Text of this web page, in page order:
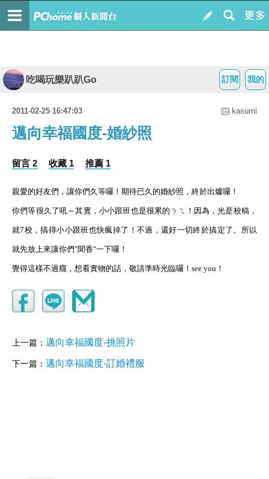
我的
訂閱
吃喝玩樂趴趴Go
2011-02-25 16:47:03 kasumi
邁向幸福國度-婚紗照
留言 2 收藏 1 推薦 1
親愛的好友們，讓你們久等囉！期待已久的婚紗照，終於出爐囉！
你們等很久了吼～其實，小小跟班也是很累的ㄋㄟ！因為，光是校稿，
就7校，搞得小小跟班也快瘋掉了！不過，還好一切終於搞定了。所以
就先放上來讓你們"聞香"一下囉！
覺得這樣不過癮，想看實物的話，敬請準時光臨囉！see you！
上一篇： 邁向幸福國度-挑照片
下一篇： 邁向幸福國度-訂婚禮服